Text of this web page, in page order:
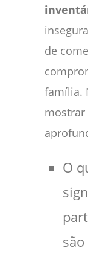
de
família.
mostrar
O